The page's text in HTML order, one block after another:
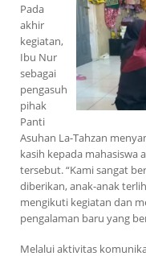
Pada
akhir
kegiatan,
Ibu Nur
sebagai
pengasuh
pihak
Panti
Asuhan La-Tahzan
kasih kepada mahasiswa
tersebut. “Kami sangat
diberikan, anak-anak
mengikuti kegiatan dan
pengalaman baru yang
Melalui aktivitas